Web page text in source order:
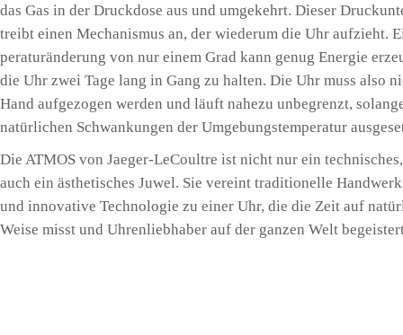
das Gas in der Druck­do­se aus und umge­kehrt. Die­ser
treibt einen Mecha­nis­mus an, der wie­der­um die Uhr auf­zieht.
pe­ra­tur­än­de­rung von nur einem Grad kann genug Ener­gie
die Uhr zwei Tage lang in Gang zu hal­ten. Die Uhr muss also
Hand auf­ge­zo­gen wer­den und läuft nahe­zu unbe­grenzt,
natür­li­chen Schwan­kun­gen der Umge­bungs­tem­pe­ra­tur
Die ATMOS von Jae­ger-LeCoult­re ist nicht nur ein
auch ein ästhe­ti­sches Juwel. Sie ver­eint tra­di­tio­nel­le
und inno­va­ti­ve Tech­no­lo­gie zu einer Uhr, die die Zeit auf
Wei­se misst und Uhren­lieb­ha­ber auf der gan­zen Welt